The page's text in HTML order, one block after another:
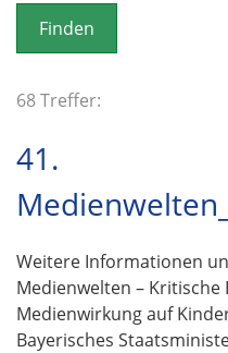
o
n
68 Treffer:
41.
Weitere Informationen
Medienwelten –
Medienwirkung auf
Bayerisches